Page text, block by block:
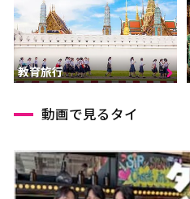
教育旅行
動画で見るタイ